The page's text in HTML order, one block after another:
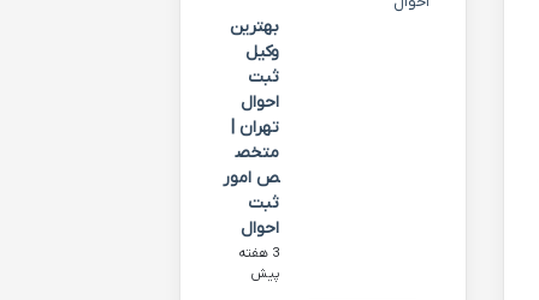
بهترین
وکیل
ثبت
احوال
تهران |
متخص
ص امور
ثبت
احوال
3 هفته
پیش